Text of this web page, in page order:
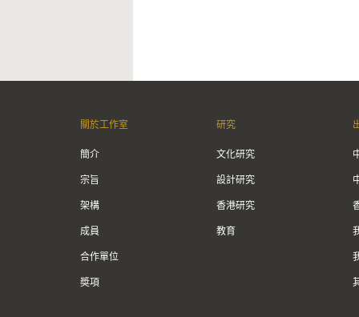
關於工作室
簡介
宗旨
架構
成員
合作單位
奬項
研究
文化研究
設計研究
香港研究
教育